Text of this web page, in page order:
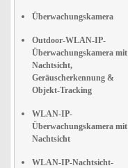
Überwachungskamera
Outdoor-WLAN-IP-
Überwachungskamera mit
Nachtsicht,
Geräuscherkennung &
Objekt-Tracking
WLAN-IP-
Überwachungskamera mit
Nachtsicht
WLAN-IP-Nachtsicht-